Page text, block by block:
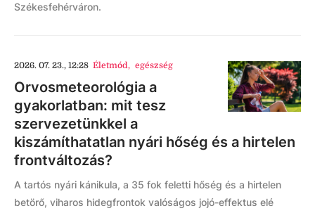
Székesfehérváron.
2026. 07. 23., 12:28 Életmód, egészség
Orvosmeteorológia a
gyakorlatban: mit tesz
szervezetünkkel a
kiszámíthatatlan nyári hőség és a hirtelen
frontváltozás?
A tartós nyári kánikula, a 35 fok feletti hőség és a hirtelen
betörő, viharos hidegfrontok valóságos jojó-effektus elé